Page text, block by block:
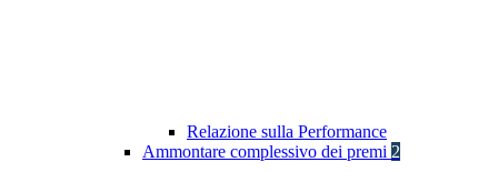
Relazione sulla Performance
Ammontare complessivo dei premi 2